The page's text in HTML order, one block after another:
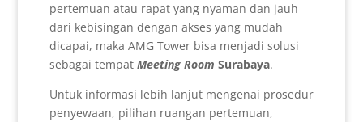
pertemuan atau rapat yang nyaman dan jauh
dari kebisingan dengan akses yang mudah
dicapai, maka AMG Tower bisa menjadi solusi
sebagai tempat Meeting Room Surabaya.
Untuk informasi lebih lanjut mengenai prosedur
penyewaan, pilihan ruangan pertemuan,